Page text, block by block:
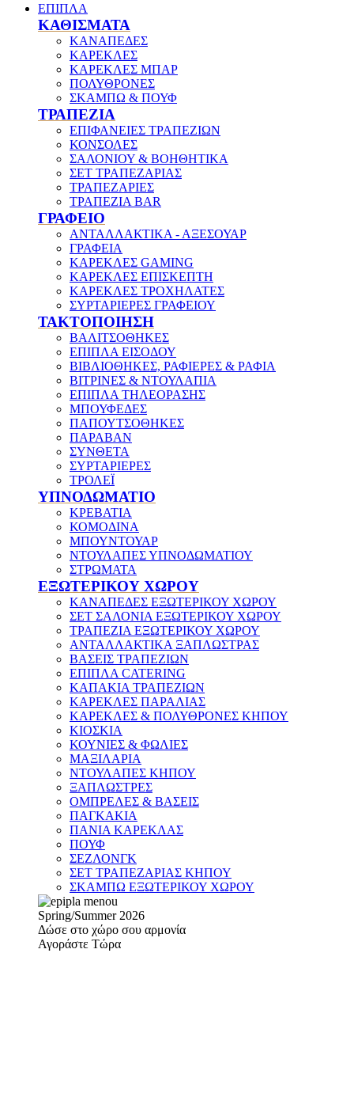
ΕΠΙΠΛΑ
ΚΑΘΙΣΜΑΤΑ
ΚΑΝΑΠΕΔΕΣ
ΚΑΡΕΚΛΕΣ
ΚΑΡΕΚΛΕΣ ΜΠΑΡ
ΠΟΛΥΘΡΟΝΕΣ
ΣΚΑΜΠΩ & ΠΟΥΦ
ΤΡΑΠΕΖΙΑ
ΕΠΙΦΑΝΕΙΕΣ ΤΡΑΠΕΖΙΩΝ
ΚΟΝΣΟΛΕΣ
ΣΑΛΟΝΙΟΥ & ΒΟΗΘΗΤΙΚΑ
ΣΕΤ ΤΡΑΠΕΖΑΡΙΑΣ
ΤΡΑΠΕΖΑΡΙΕΣ
ΤΡΑΠΕΖΙΑ BAR
ΓΡΑΦΕΙΟ
ΑΝΤΑΛΛΑΚΤΙΚΑ - ΑΞΕΣΟΥΑΡ
ΓΡΑΦΕΙΑ
ΚΑΡΕΚΛΕΣ GAMING
ΚΑΡΕΚΛΕΣ ΕΠΙΣΚΕΠΤΗ
ΚΑΡΕΚΛΕΣ ΤΡΟΧΗΛΑΤΕΣ
ΣΥΡΤΑΡΙΕΡΕΣ ΓΡΑΦΕΙΟΥ
ΤΑΚΤΟΠΟΙΗΣΗ
ΒΑΛΙΤΣΟΘΗΚΕΣ
ΕΠΙΠΛΑ ΕΙΣΟΔΟΥ
ΒΙΒΛΙΟΘΗΚΕΣ, ΡΑΦΙΕΡΕΣ & ΡΑΦΙΑ
ΒΙΤΡΙΝΕΣ & ΝΤΟΥΛΑΠΙΑ
ΕΠΙΠΛΑ ΤΗΛΕΟΡΑΣΗΣ
ΜΠΟΥΦΕΔΕΣ
ΠΑΠΟΥΤΣΟΘΗΚΕΣ
ΠΑΡΑΒΑΝ
ΣΥΝΘΕΤΑ
ΣΥΡΤΑΡΙΕΡΕΣ
ΤΡΟΛΕΪ
ΥΠΝΟΔΩΜΑΤΙΟ
ΚΡΕΒΑΤΙΑ
ΚΟΜΟΔΙΝΑ
ΜΠΟΥΝΤΟΥΑΡ
ΝΤΟΥΛΑΠΕΣ ΥΠΝΟΔΩΜΑΤΙΟΥ
ΣΤΡΩΜΑΤΑ
ΕΞΩΤΕΡΙΚΟΥ ΧΩΡΟΥ
ΚΑΝΑΠΕΔΕΣ ΕΞΩΤΕΡΙΚΟΥ ΧΩΡΟΥ
ΣΕΤ ΣΑΛΟΝΙΑ ΕΞΩΤΕΡΙΚΟΥ ΧΩΡΟΥ
ΤΡΑΠΕΖΙΑ ΕΞΩΤΕΡΙΚΟΥ ΧΩΡΟΥ
ΑΝΤΑΛΛΑΚΤΙΚΑ ΞΑΠΛΩΣΤΡΑΣ
ΒΑΣΕΙΣ ΤΡΑΠΕΖΙΩΝ
ΕΠΙΠΛΑ CATERING
ΚΑΠΑΚΙΑ ΤΡΑΠΕΖΙΩΝ
ΚΑΡΕΚΛΕΣ ΠΑΡΑΛΙΑΣ
ΚΑΡΕΚΛΕΣ & ΠΟΛΥΘΡΟΝΕΣ ΚΗΠΟΥ
ΚΙΟΣΚΙΑ
ΚΟΥΝΙΕΣ & ΦΩΛΙΕΣ
ΜΑΞΙΛΑΡΙΑ
ΝΤΟΥΛΑΠΕΣ ΚΗΠΟΥ
ΞΑΠΛΩΣΤΡΕΣ
ΟΜΠΡΕΛΕΣ & ΒΑΣΕΙΣ
ΠΑΓΚΑΚΙΑ
ΠΑΝΙΑ ΚΑΡΕΚΛΑΣ
ΠΟΥΦ
ΣΕΖΛΟΝΓΚ
ΣΕΤ ΤΡΑΠΕΖΑΡΙΑΣ ΚΗΠΟΥ
ΣΚΑΜΠΩ ΕΞΩΤΕΡΙΚΟΥ ΧΩΡΟΥ
Spring/Summer 2026
Δώσε στο χώρο σου αρμονία
Αγοράστε Τώρα